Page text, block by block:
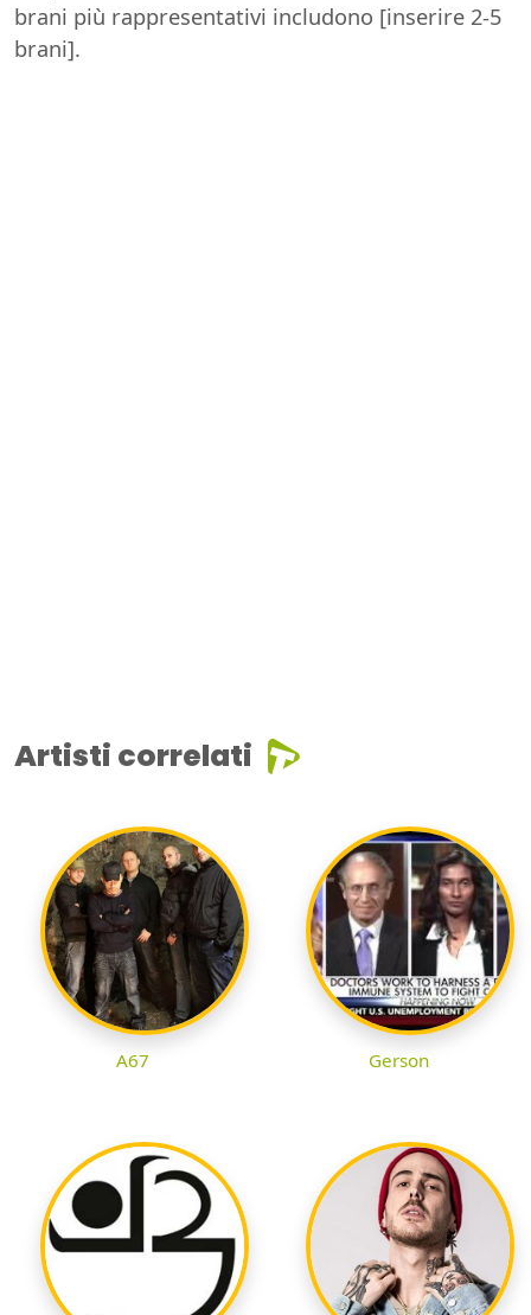
brani più rappresentativi includono [inserire 2-5
brani].
Artisti correlati
A67 Gerson